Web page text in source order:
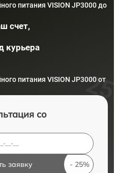
питания VISION JP3000 до
счет,
курьера
питания VISION JP3000 от
со
заявку